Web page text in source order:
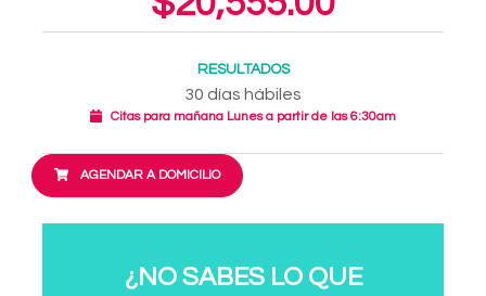
RESULTADOS
30 días hábiles
Citas para mañana Lunes a partir de las 6:30am
AGENDAR A DOMICILIO
¿NO SABES LO QUE